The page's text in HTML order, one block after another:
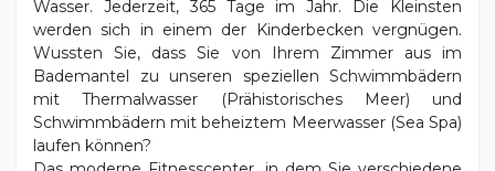
Wussten Sie, dass Sie von Ihrem Zimmer aus im
Bademantel zu unseren speziellen Schwimmbädern
mit Thermalwasser (Prähistorisches Meer) und
Schwimmbädern mit beheiztem Meerwasser (Sea Spa)
laufen können?
Das moderne Fitnesscenter, in dem Sie verschiedene
Workouts durchführen können, erstreckt sich über 180